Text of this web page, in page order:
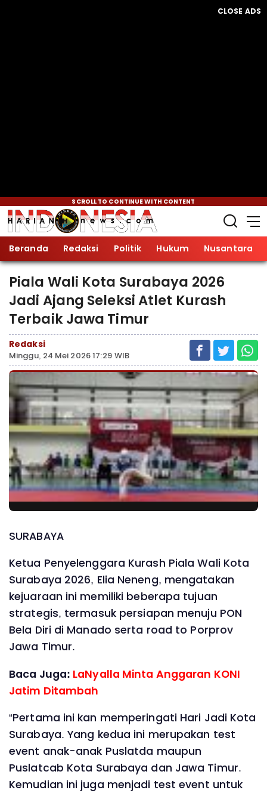
CLOSE ADS
SCROLL TO CONTINUE WITH CONTENT
Beranda Redaksi Politik Hukum Nusantara
Piala Wali Kota Surabaya 2026
Jadi Ajang Seleksi Atlet Kurash
Terbaik Jawa Timur
Redaksi
Minggu, 24 Mei 2026 17:29 WIB
SURABAYA
Ketua Penyelenggara Kurash Piala Wali Kota
Surabaya 2026, Elia Neneng, mengatakan
kejuaraan ini memiliki beberapa tujuan
strategis, termasuk persiapan menuju PON
Bela Diri di Manado serta road to Porprov
Jawa Timur.
Baca Juga: LaNyalla Minta Anggaran KONI
Jatim Ditambah
“Pertama ini kan memperingati Hari Jadi Kota
Surabaya. Yang kedua ini merupakan test
event anak-anak Puslatda maupun
Puslatcab Kota Surabaya dan Jawa Timur.
Kemudian ini juga menjadi test event untuk